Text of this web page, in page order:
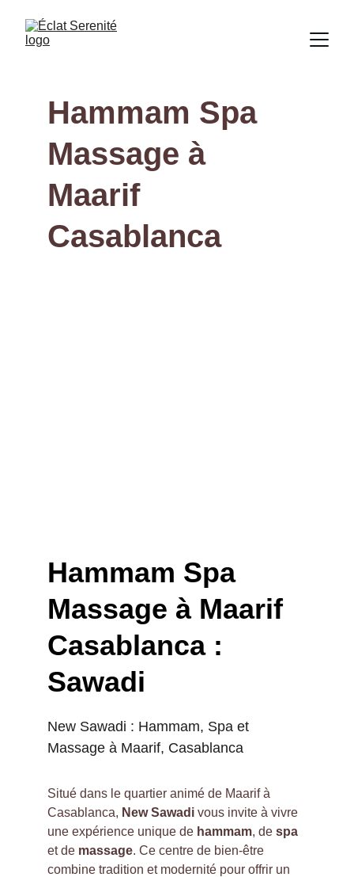
Hammam Spa
Massage à
Maarif
Casablanca
Hammam Spa
Massage à Maarif
Casablanca :
Sawadi
New Sawadi : Hammam, Spa et
Massage à Maarif, Casablanca
Situé dans le quartier animé de Maarif à
Casablanca, New Sawadi vous invite à vivre
une expérience unique de hammam, de spa
et de massage. Ce centre de bien-être
combine tradition et modernité pour offrir un